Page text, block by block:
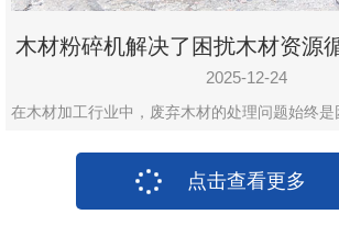
木材粉碎机解决了困扰木材资源
2025-12-24
在木材加工行业中，废弃木材的处理问题始终是
点击查看更多